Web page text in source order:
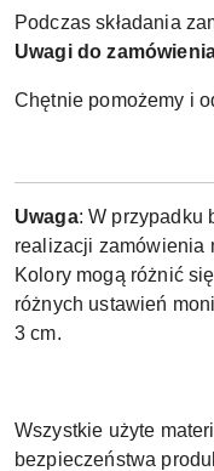
Podczas składania
Uwagi do
Chętnie pomożemy i
Uwaga: W przypadku
realizacji zamówienia
Kolory mogą różnić
różnych ustawień
3 cm.
Wszystkie użyte
bezpieczeństwa